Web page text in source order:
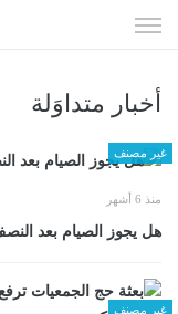
الى
أخبار متداوَلة
غير مصنف
منذ 6 أشهر
هل يجوز الصيام بعد
غير مصنف